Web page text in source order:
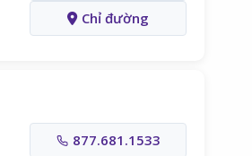
Chỉ đường
877.681.1533